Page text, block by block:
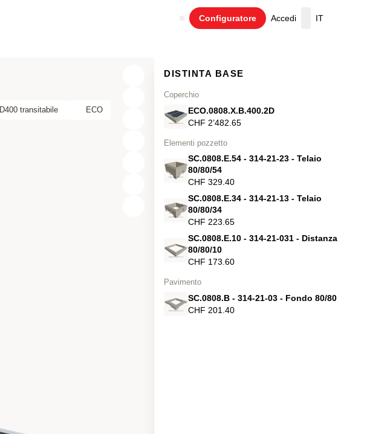
Configuratore Accedi
Carrello
IT
D400 transitabile ECO
DISTINTA BASE
Coperchio
ECO.0808.X.B.400.2D
CHF 2’482.65
Elementi pozzetto
SC.0808.E.54 - 314-21-23 - Telaio
80/80/54
CHF 329.40
SC.0808.E.34 - 314-21-13 - Telaio
80/80/34
CHF 223.65
SC.0808.E.10 - 314-21-031 - Distanza
80/80/10
CHF 173.60
Pavimento
SC.0808.B - 314-21-03 - Fondo 80/80
CHF 201.40